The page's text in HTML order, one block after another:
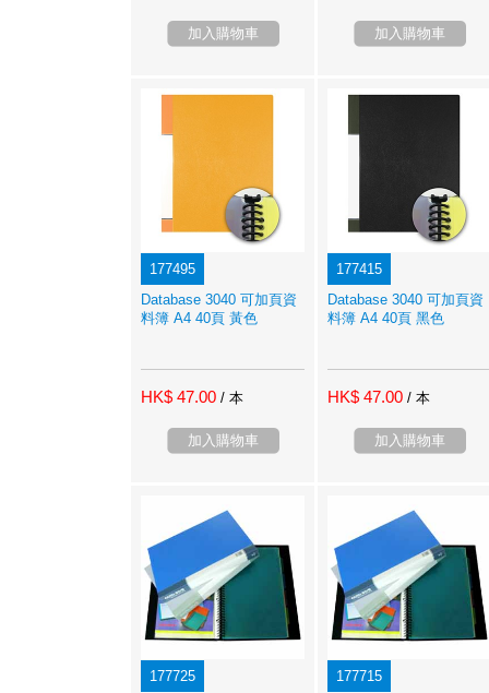
加入購物車 加入購物車
177495
Database 3040 可加頁資
料簿 A4 40頁 黃色
HK$ 47.00 / 本
加入購物車
177415
Database 3040 可加頁資
料簿 A4 40頁 黑色
HK$ 47.00 / 本
加入購物車
177725
177715